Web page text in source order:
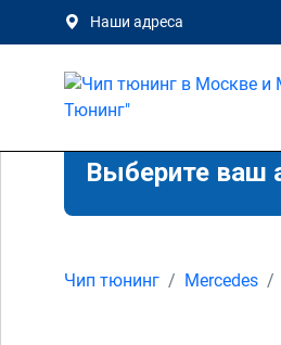
Наши адреса
Выберите ваш
Чип тюнинг Mercedes